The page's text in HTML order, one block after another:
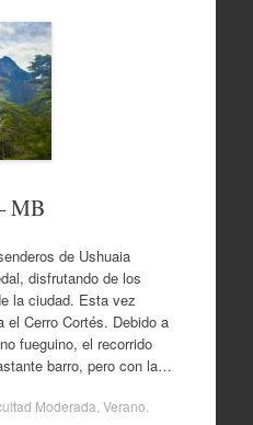
MB
de Ushuaia
disfrutando de los
la ciudad. Esta vez
el Cerro Cortés. Debido a
fueguino, el recorrido
barro, pero con la…
Moderada Verano